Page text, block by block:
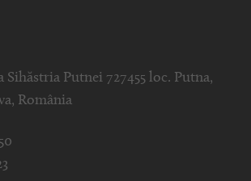
Sihăstria Putnei 727455 loc. Putna,
România